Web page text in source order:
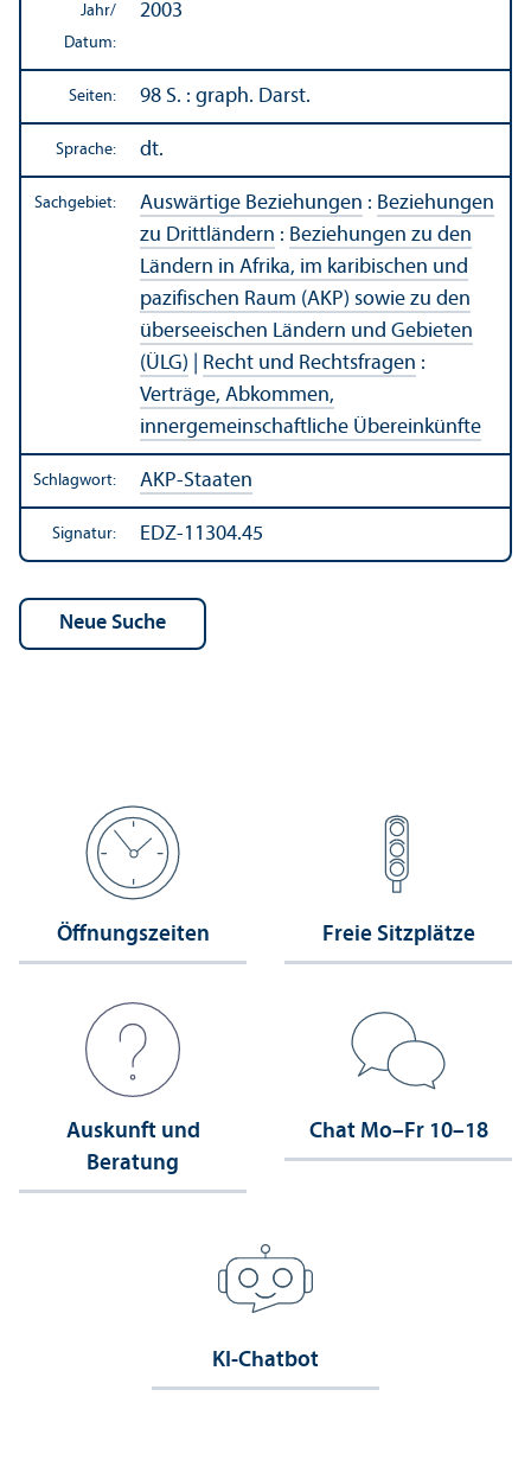
Jahr/
Datum:
2003
Seiten: 98 S. : graph. Darst.
Sprache: dt.
Sachgebiet: Auswärtige Beziehungen : Beziehungen
zu Drittländern : Beziehungen zu den
Ländern in Afrika, im karibischen und
pazifischen Raum (AKP) sowie zu den
überseeischen Ländern und Gebieten
(ÜLG)
Recht und Rechts­fragen :
Verträge, Abkommen,
innergemeinschaft­liche Über­einkünfte
Schlagwort: AKP-Staaten
Signatur: EDZ-11304.45
Öffnungs­zeiten Freie Sitzplätze
Auskunft und
Beratung
Chat Mo–Fr 10–18
KI-Chatbot